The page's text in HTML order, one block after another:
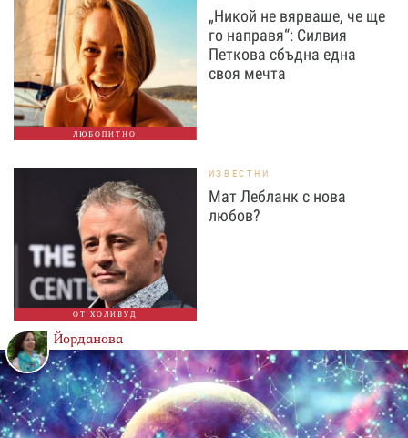
ЛЮБОПИТНО
„Никой не вярваше, че ще
го направя“: Силвия
Петкова сбъдна една
своя мечта
ОТ ХОЛИВУД
ИЗВЕСТНИ
Мат Лебланк с нова
любов?
Йорданова